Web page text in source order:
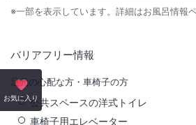
※一部を表示しています。詳細はお風呂情報
バリアフリー情報
足元の心配な方・車椅子の方
公共スペースの洋式トイレ
車椅子用エレベーター
お気に入り